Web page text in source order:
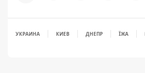
УКРАИНА КИЕВ ДНЕПР ЇЖА